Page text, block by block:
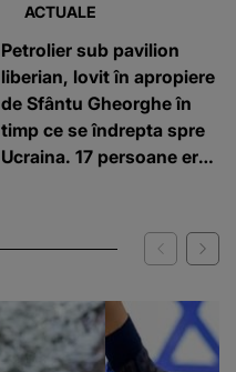
ACTUALE
Petrolier sub pavilion
liberian, lovit în apropiere
de Sfântu Gheorghe în
timp ce se îndrepta spre
Ucraina. 17 persoane erau